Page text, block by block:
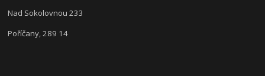
Nad Sokolovnou 233
Poříčany, 289 14